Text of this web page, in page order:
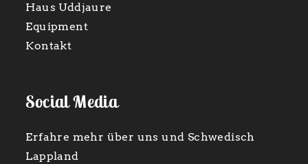
Haus Uddjaure
Equipment
Kontakt
Social Media
Erfahre mehr über uns und Schwedisch
Lappland